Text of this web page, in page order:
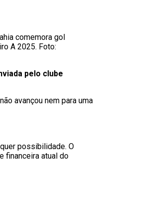
comemora gol
A 2025. Foto:
pelo clube
avançou nem para uma
possibilidade. O
financeira atual do